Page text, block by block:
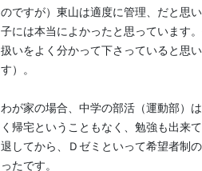
のですが）東山は適度に管理、だと思
子には本当によかったと思っています
扱いをよく分かって下さっていると思
す）。
わが家の場合、中学の部活（運動部）
く帰宅ということもなく、勉強も出来
退してから、Ｄゼミといって希望者制
ったです。